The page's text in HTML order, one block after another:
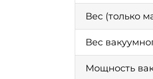
Вес (только
Вес
Мощность